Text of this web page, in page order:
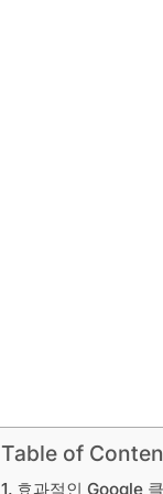
Table of
효과적인 Google